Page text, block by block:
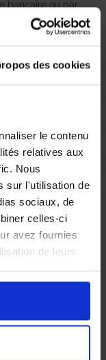
des cookies
le contenu
relatives aux
Nous
sur l'utilisation de
sociaux, de
celles-ci
avez fournies
de leurs
bancaire ou par
sont envoyés par
votre expérience
tout
frelons asiatiques
majeure pour les
et la sécurité de
de faire appel à un